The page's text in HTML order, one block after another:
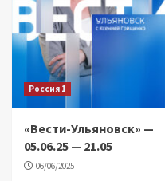
Россия 1
«Вести-Ульяновск» —
05.06.25 — 21.05
06/06/2025